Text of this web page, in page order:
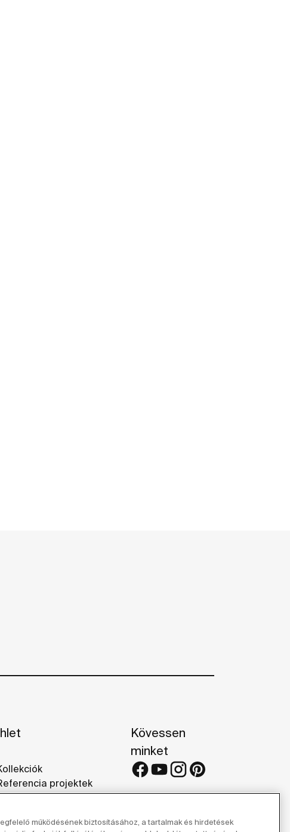
projektek
Kövessen
minket
működésének biztosításához, a tartalmak és hirdetések